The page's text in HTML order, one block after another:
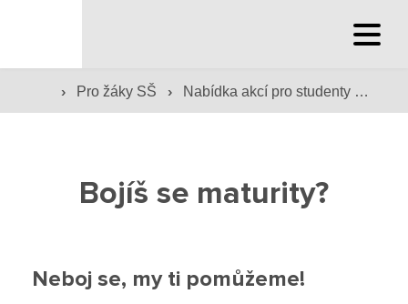
Hlavní stránka
Družina a klub
Péče o žáky
Střední škola
Hlavní stránka
› Pro žáky SŠ › Nabídka akcí pro studenty ›
Bojíš se maturity?
Neboj se, my ti pomůžeme!